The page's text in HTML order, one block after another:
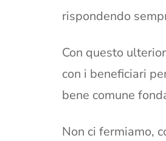
rispondendo
Con questo
con i beneficiari
bene comune
Non ci fermiamo,